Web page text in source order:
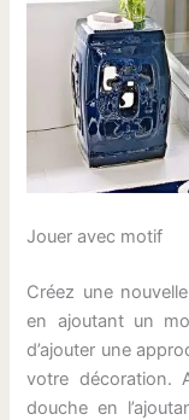
Jouer avec motif
Créez une
en ajoutant un
d’ajouter une
votre décoration.
douche en